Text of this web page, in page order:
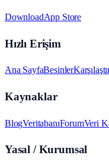
DownloadApp Store
Hızlı Erişim
Ana SayfaBesinler
Kaynaklar
BlogVeritabanıForumVeri
Yasal / Kurumsal